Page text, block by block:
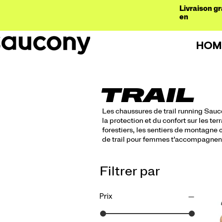
Livraison
en
TRAIL
Les chaussures de trail running
la protection et du confort sur les
forestiers, les sentiers de montagne
de trail pour femmes
Filtrer par
Prix